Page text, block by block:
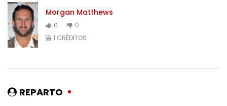
Morgan Matthews
0
0
1 CRÉDITOS
REPARTO